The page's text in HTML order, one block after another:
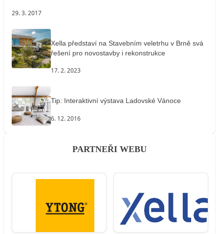
29. 3. 2017
Xella představí na Stavebním veletrhu v Brně svá
řešení pro novostavby i rekonstrukce
17. 2. 2023
Tip: Interaktivní výstava Ladovské Vánoce
6. 12. 2016
PARTNEŘI WEBU